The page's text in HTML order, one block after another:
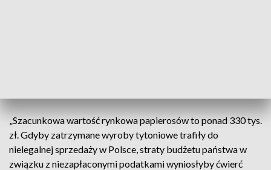
„Szacunkowa wartość rynkowa papierosów to ponad 330 tys.
zł. Gdyby zatrzymane wyroby tytoniowe trafiły do
nielegalnej sprzedaży w Polsce, straty budżetu państwa w
związku z niezapłaconymi podatkami wyniosłyby ćwierć